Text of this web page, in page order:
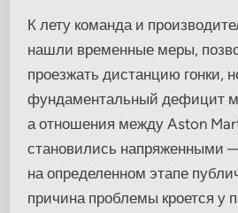
К лету команда и
нашли временные меры,
проезжать дистанцию гонки,
фундаментальный дефицит
а отношения между Aston
становились напряженными
на определенном этапе
причина проблемы кроется у